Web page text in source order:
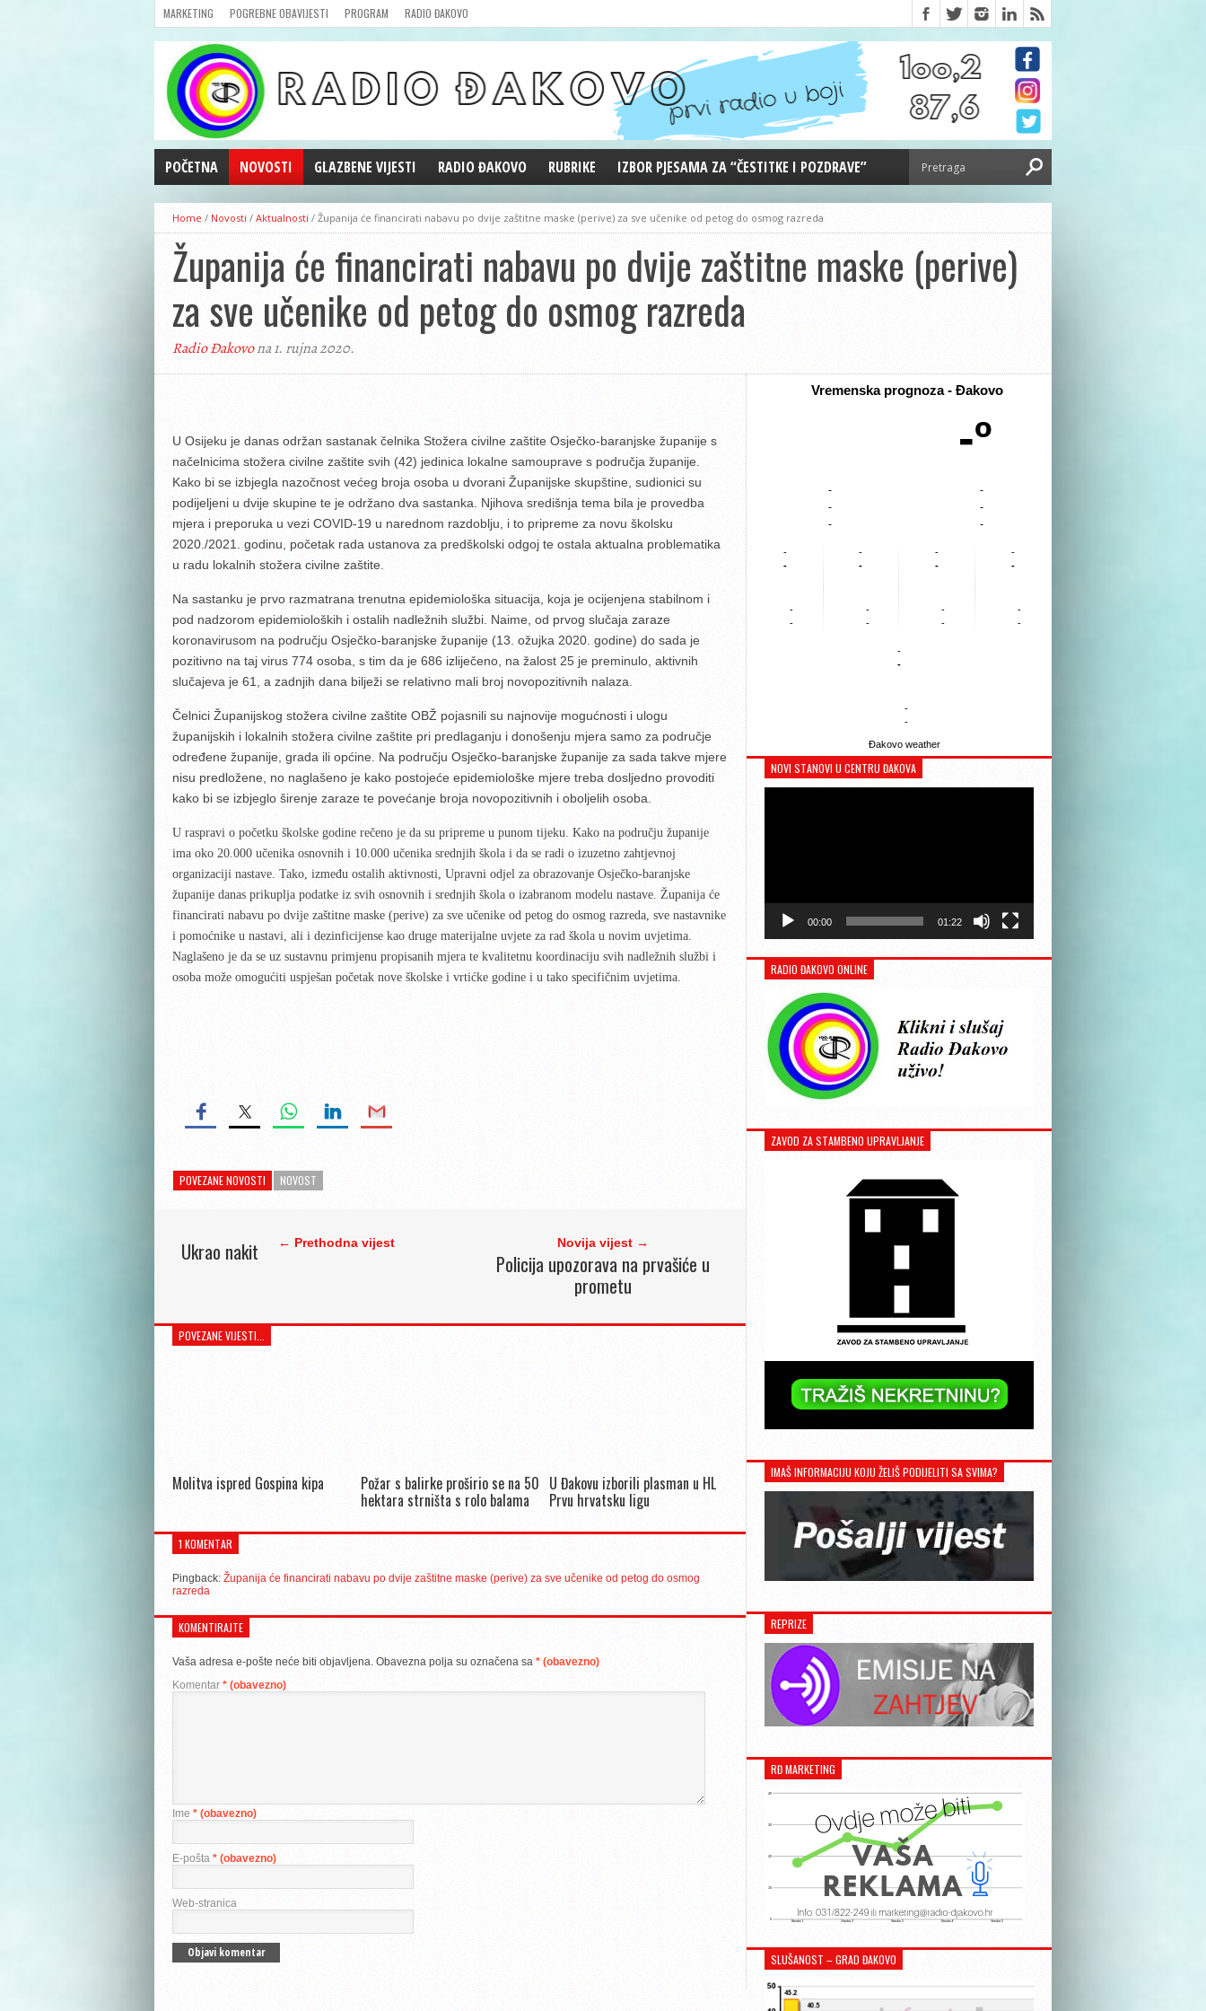
MARKETING POGREBNE OBAVIJESTI PROGRAM RADIO ĐAKOVO
POČETNA NOVOSTI
AKTUALNOSTI
CRNA KRONIKA
POLITIKA
ZANIMLJIVOSTI
GOSPODARSTVO
KULTURA
ŠPORT
GLAZBENE VIJESTI RADIO ĐAKOVO
MARKETING
RUBRIKE
REPRIZE EMISIJA
DOBRE VIBRACIJE
ĐAKOVO GRADE
WEB ANKETA
KOLUMNE
IZBOR PJESAMA ZA “ČESTITKE I POZDRAVE”
Home / Novosti / Aktualnosti / Županija će financirati nabavu po dvije zaštitne maske (perive) za sve učenike od petog do osmog razreda
Županija će financirati nabavu po dvije zaštitne maske (perive)
za sve učenike od petog do osmog razreda
Radio Đakovona 1. rujna 2020.
U Osijeku je danas održan sastanak čelnika Stožera civilne zaštite Osječko-baranjske županije s
načelnicima stožera civilne zaštite svih (42) jedinica lokalne samouprave s područja županije.
Kako bi se izbjegla nazočnost većeg broja osoba u dvorani Županijske skupštine, sudionici su
podijeljeni u dvije skupine te je održano dva sastanka. Njihova središnja tema bila je provedba
mjera i preporuka u vezi COVID-19 u narednom razdoblju, i to pripreme za novu školsku
2020./2021. godinu, početak rada ustanova za predškolski odgoj te ostala aktualna problematika
u radu lokalnih stožera civilne zaštite.
Na sastanku je prvo razmatrana trenutna epidemiološka situacija, koja je ocijenjena stabilnom i
pod nadzorom epidemioloških i ostalih nadležnih službi. Naime, od prvog slučaja zaraze
koronavirusom na području Osječko-baranjske županije (13. ožujka 2020. godine) do sada je
pozitivno na taj virus 774 osoba, s tim da je 686 izliječeno, na žalost 25 je preminulo, aktivnih
slučajeva je 61, a zadnjih dana bilježi se relativno mali broj novopozitivnih nalaza.
Čelnici Županijskog stožera civilne zaštite OBŽ pojasnili su najnovije mogućnosti i ulogu
županijskih i lokalnih stožera civilne zaštite pri predlaganju i donošenju mjera samo za područje
određene županije, grada ili općine. Na području Osječko-baranjske županije za sada takve mjere
nisu predložene, no naglašeno je kako postojeće epidemiološke mjere treba dosljedno provoditi
kako bi se izbjeglo širenje zaraze te povećanje broja novopozitivnih i oboljelih osoba.
U raspravi o početku školske godine rečeno je da su pripreme u punom tijeku. Kako na području županije
ima oko 20.000 učenika osnovnih i 10.000 učenika srednjih škola i da se radi o izuzetno zahtjevnoj
organizaciji nastave. Tako, između ostalih aktivnosti, Upravni odjel za obrazovanje Osječko-baranjske
županije danas prikuplja podatke iz svih osnovnih i srednjih škola o izabranom modelu nastave. Županija će
financirati nabavu po dvije zaštitne maske (perive) za sve učenike od petog do osmog razreda, sve nastavnike
i pomoćnike u nastavi, ali i dezinficijense kao druge materijalne uvjete za rad škola u novim uvjetima.
Naglašeno je da se uz sustavnu primjenu propisanih mjera te kvalitetnu koordinaciju svih nadležnih službi i
osoba može omogućiti uspješan početak nove školske i vrtićke godine i u tako specifičnim uvjetima.
POVEZANE NOVOSTI NOVOST
← Prethodna vijest
Ukrao nakit Novija vijest →
Policija upozorava na prvašiće u
prometu
POVEZANE VIJESTI...
Molitva ispred Gospina kipa Požar s balirke proširio se na 50
hektara strništa s rolo balama
U Đakovu izborili plasman u HL
Prvu hrvatsku ligu
1 KOMENTAR
Pingback: Županija će financirati nabavu po dvije zaštitne maske (perive) za sve učenike od petog do osmog
razreda
KOMENTIRAJTE
Vaša adresa e-pošte neće biti objavljena. Obavezna polja su označena sa * (obavezno)
Komentar * (obavezno)
Ime * (obavezno)
E-pošta * (obavezno)
Web-stranica
Vremenska prognoza - Đakovo
-º
-
-
-
-
-
-
-
-
-
-
-
-
-
-
-
-
-
-
-
-
-
-
-
-
-
-
Đakovo weather
NOVI STANOVI U CENTRU ĐAKOVA
00:00 01:22
RADIO ĐAKOVO ONLINE
ZAVOD ZA STAMBENO UPRAVLJANJE
IMAŠ INFORMACIJU KOJU ŽELIŠ PODIJELITI SA SVIMA?
REPRIZE
RĐ MARKETING
SLUŠANOST – GRAD ĐAKOVO